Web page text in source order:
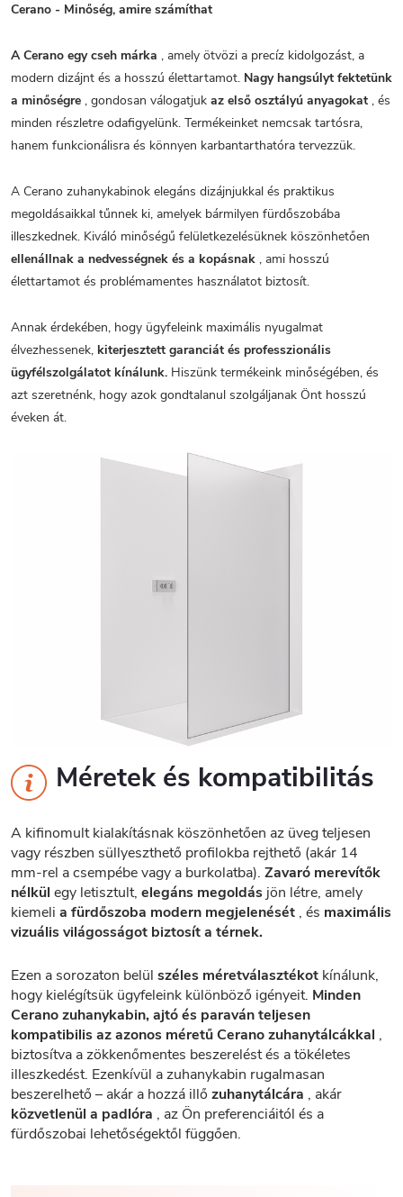
Cerano - Minőség, amire számíthat
A Cerano egy cseh márka , amely ötvözi a precíz kidolgozást, a
modern dizájnt és a hosszú élettartamot. Nagy hangsúlyt fektetünk
a minőségre , gondosan válogatjuk az első osztályú anyagokat , és
minden részletre odafigyelünk. Termékeinket nemcsak tartósra,
hanem funkcionálisra és könnyen karbantarthatóra tervezzük.
A Cerano zuhanykabinok elegáns dizájnjukkal és praktikus
megoldásaikkal tűnnek ki, amelyek bármilyen fürdőszobába
illeszkednek. Kiváló minőségű felületkezelésüknek köszönhetően
ellenállnak a nedvességnek és a kopásnak , ami hosszú
élettartamot és problémamentes használatot biztosít.
Annak érdekében, hogy ügyfeleink maximális nyugalmat
élvezhessenek, kiterjesztett garanciát és professzionális
ügyfélszolgálatot kínálunk. Hiszünk termékeink minőségében, és
azt szeretnénk, hogy azok gondtalanul szolgáljanak Önt hosszú
éveken át.
Méretek és kompatibilitás
A kifinomult kialakításnak köszönhetően az üveg teljesen
vagy részben süllyeszthető profilokba rejthető (akár 14
mm-rel a csempébe vagy a burkolatba). Zavaró merevítők
nélkül egy letisztult, elegáns megoldás jön létre, amely
kiemeli a fürdőszoba modern megjelenését , és maximális
vizuális világosságot biztosít a térnek.
Ezen a sorozaton belül széles méretválasztékot kínálunk,
hogy kielégítsük ügyfeleink különböző igényeit. Minden
Cerano zuhanykabin, ajtó és paraván teljesen
kompatibilis az azonos méretű Cerano zuhanytálcákkal ,
biztosítva a zökkenőmentes beszerelést és a tökéletes
illeszkedést. Ezenkívül a zuhanykabin rugalmasan
beszerelhető – akár a hozzá illő zuhanytálcára , akár
közvetlenül a padlóra , az Ön preferenciáitól és a
fürdőszobai lehetőségektől függően.